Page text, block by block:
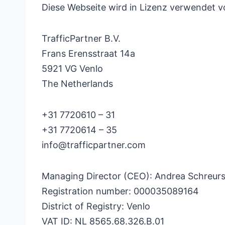
Diese Webseite wird in Lizenz verwendet
TrafficPartner B.V.
Frans Erensstraat 14a
5921 VG Venlo
The Netherlands
+31 7720610 – 31
+31 7720614 – 35
info@trafficpartner.com
Managing Director (CEO): Andrea Schreurs
Registration number: 000035089164
District of Registry: Venlo
VAT ID: NL 8565.68.326.B.01